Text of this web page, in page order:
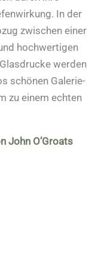
In der
zwischen einer
hochwertigen
werden
schönen Galerie-
zu einem echten
John O’Groats